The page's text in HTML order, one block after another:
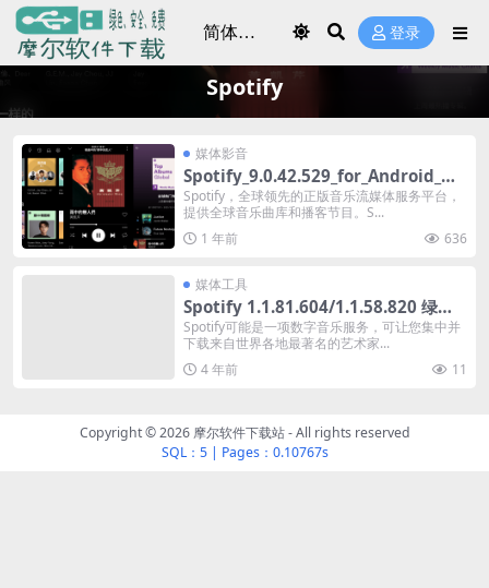
登录
Spotify
媒体影音
Spotify_9.0.42.529_for_Android_解
锁高级版
Spotify，全球领先的正版音乐流媒体服务平台，
提供全球音乐曲库和播客节目。S...
1 年前
636
媒体工具
Spotify 1.1.81.604/1.1.58.820 绿色
便携版
Spotify可能是一项数字音乐服务，可让您集中并
下载来自世界各地最著名的艺术家...
4 年前
11
Copyright © 2026 摩尔软件下载站- All rights reserved
SQL：5| Pages：0.10767s